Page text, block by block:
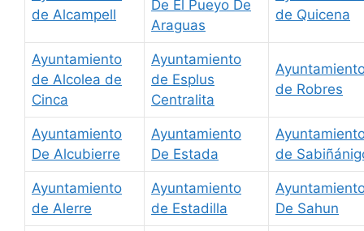
de Alcampell
De El Pueyo De
Araguas
de Quicena
Ayuntamiento
de Alcolea de
Cinca
Ayuntamiento
de Esplus
Centralita
de Robres
Ayuntamiento
De Alcubierre
Ayuntamiento
De Estada
de
Ayuntamiento
de Alerre
Ayuntamiento
de Estadilla
De Sahun